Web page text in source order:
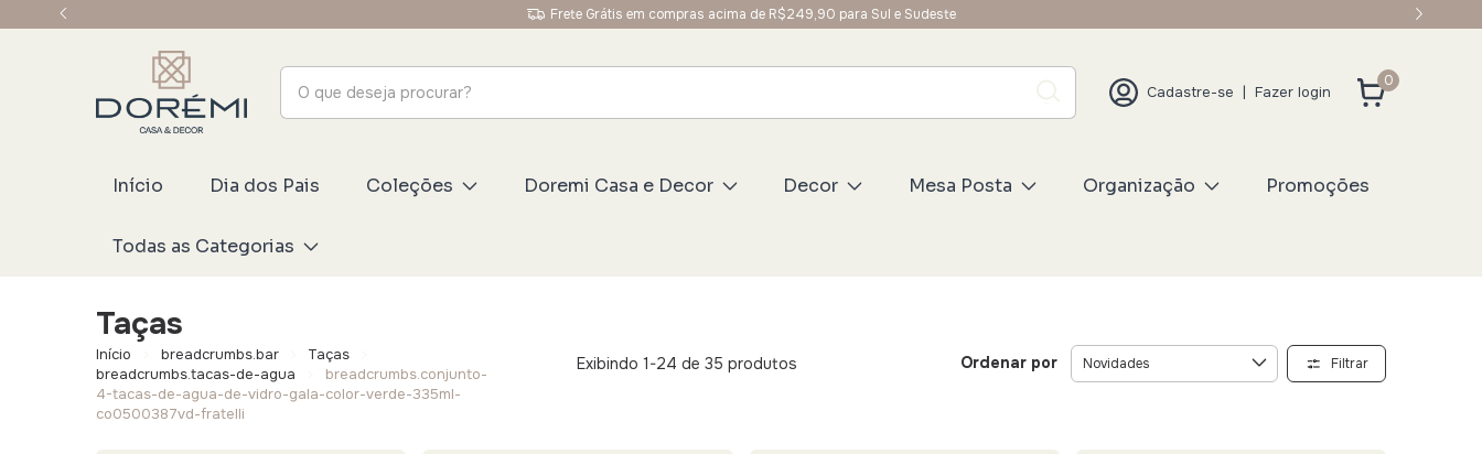
Frete Grátis em compras acima de R$249,90 para Sul e Sudeste
Cadastre-se | Fazer login
0
Início Dia dos Pais Coleções Doremi Casa e Decor Decor Mesa Posta Organização Promoções
Todas as Categorias
Taças
Início breadcrumbs.bar
Taças
breadcrumbs.tacas-de-agua
breadcrumbs.conjunto-
4-tacas-de-agua-de-vidro-gala-color-verde-335ml-
co0500387vd-fratelli
Exibindo 1-24 de 35 produtos Ordenar por Filtrar